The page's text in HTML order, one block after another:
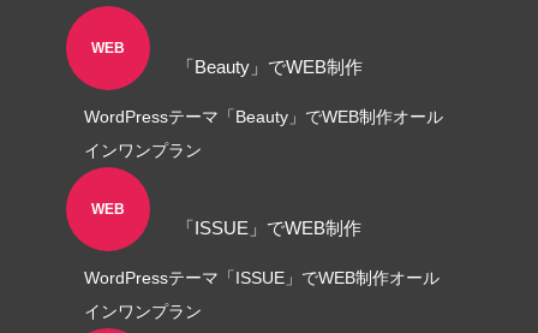
WEB
「Beauty」でWEB制作
WordPressテーマ「Beauty」でWEB制作オール
インワンプラン
WEB
「ISSUE」でWEB制作
WordPressテーマ「ISSUE」でWEB制作オール
インワンプラン